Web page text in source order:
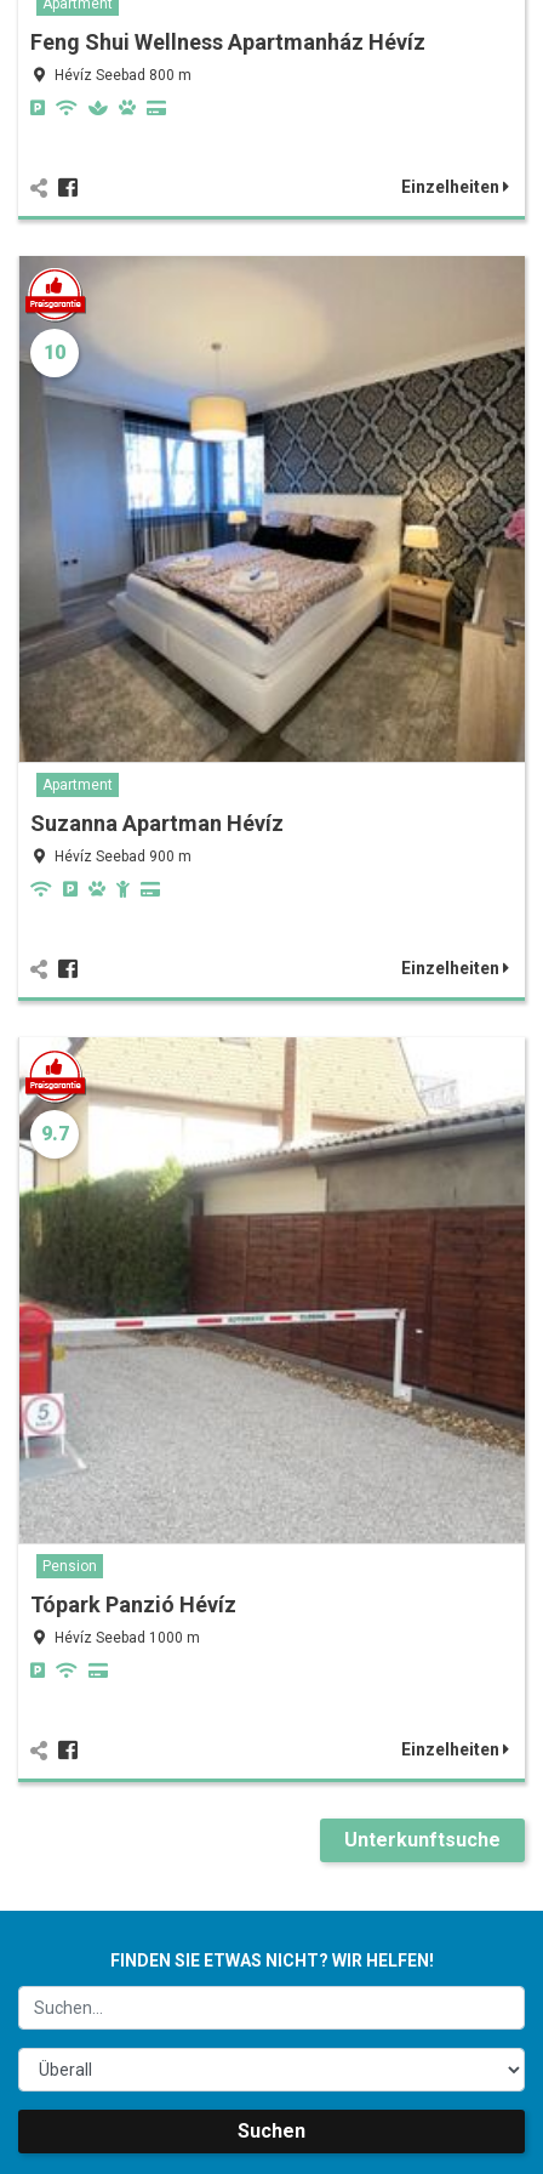
Feng Shui Wellness Apartmanház Hévíz
Hévíz Seebad 800 m
Einzelheiten
10
Apartment
Suzanna Apartman Hévíz
Hévíz Seebad 900 m
Einzelheiten
9.7
Pension
Tópark Panzió Hévíz
Hévíz Seebad 1000 m
Einzelheiten
Unterkunftsuche
FINDEN SIE ETWAS NICHT? WIR HELFEN!
Suchen